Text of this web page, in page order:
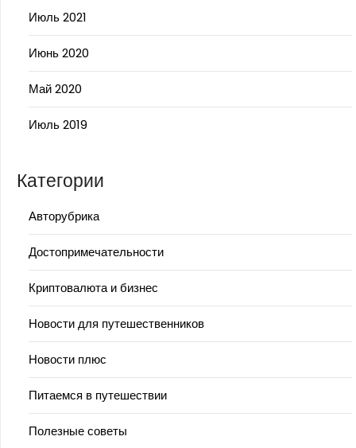
Июль 2021
Июнь 2020
Май 2020
Июль 2019
Категории
Авторубрика
Достопримечательности
Криптовалюта и бизнес
Новости для путешественников
Новости плюс
Питаемся в путешествии
Полезные советы